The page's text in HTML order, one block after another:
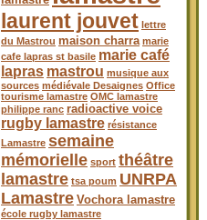
laurent jouvet lettre
du Mastrou maison charra marie
cafe lapras st basile marie café
lapras mastrou musique aux
sources médiévale Desaignes Office
tourisme lamastre OMC lamastre
philippe ranc radioactive voice
rugby lamastre résistance
Lamastre semaine
mémorielle sport théâtre
lamastre tsa poum UNRPA
Lamastre Vochora lamastre
école rugby lamastre